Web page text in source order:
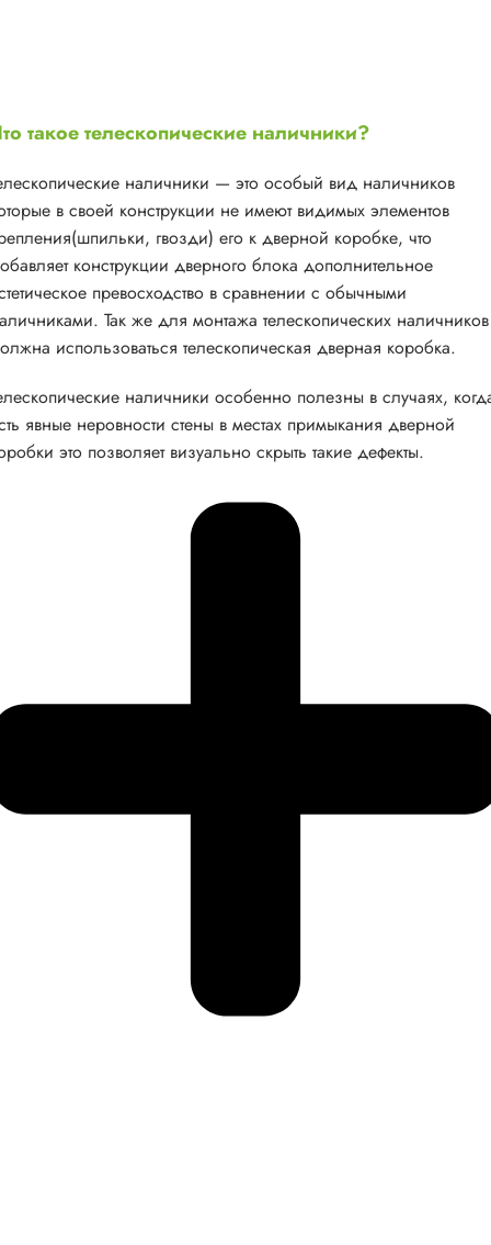
такое телескопические наличники?
наличники — это особый вид наличников
в своей конструкции не имеют видимых элементов
гвозди) его к дверной коробке, что
конструкции дверного блока дополнительное
превосходство в сравнении с обычными
Так же для монтажа телескопических наличников
использоваться телескопическая дверная коробка.
наличники особенно полезны в случаях,
явные неровности стены в местах примыкания дверной
это позволяет визуально скрыть такие дефекты.